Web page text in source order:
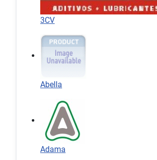
3CV
Abella
Adama